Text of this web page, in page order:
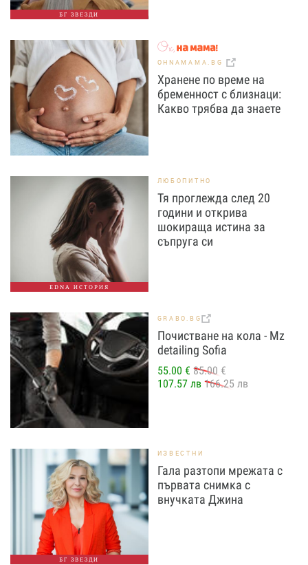
БГ ЗВЕЗДИ
OHNAMAMA.BG
Хранене по време на
бременност с близнаци:
Какво трябва да знаете
EDNA ИСТОРИЯ
ЛЮБОПИТНО
Тя проглежда след 20
години и открива
шокираща истина за
съпруга си
GRABO.BG
Почистване на кола - Mz
detailing Sofia
55.00 € 85.00 €
107.57 лв 166.25 лв
БГ ЗВЕЗДИ
ИЗВЕСТНИ
Гала разтопи мрежата с
първата снимка с
внучката Джина